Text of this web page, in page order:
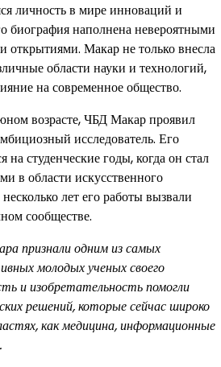
личность в мире инноваций и
биография наполнена невероятными
Макар не только внесла
области науки и технологий,
на современное общество.
возрасте, ЧБД Макар проявил
исследователь. Его
на студенческие годы, когда он стал
в области искусственного
лет его работы вызвали
сообществе.
признали одним из самых
молодых ученых своего
и изобретательность помогли
решений, которые сейчас широко
как медицина, информационные